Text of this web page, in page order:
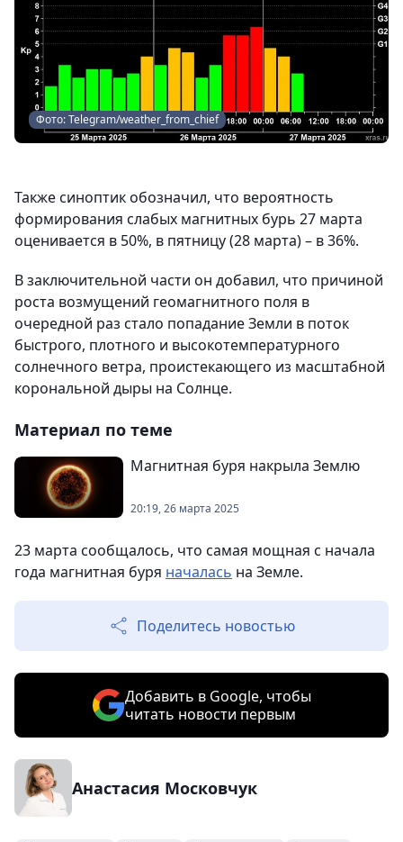
Фото: Telegram/weather_from_chief
Также синоптик обозначил, что вероятность
формирования слабых магнитных бурь 27 марта
оценивается в 50%, в пятницу (28 марта) – в 36%.
В заключительной части он добавил, что причиной
роста возмущений геомагнитного поля в
очередной раз стало попадание Земли в поток
быстрого, плотного и высокотемпературного
солнечного ветра, проистекающего из масштабной
корональной дыры на Солнце.
Материал по теме
Магнитная буря накрыла Землю
20:19, 26 марта 2025
23 марта сообщалось, что самая мощная с начала
года магнитная буря началась на Земле.
Поделитесь новостью
Добавить в Google, чтобы
читать новости первым
Анастасия Московчук